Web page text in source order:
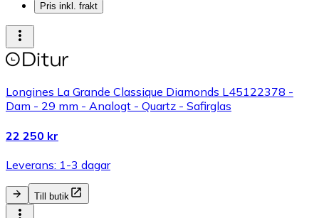
Pris inkl. frakt
Longines La Grande Classique Diamonds L45122378 -
Dam - 29 mm - Analogt - Quartz - Safirglas
22 250 kr
Leverans: 1-3 dagar
Till butik